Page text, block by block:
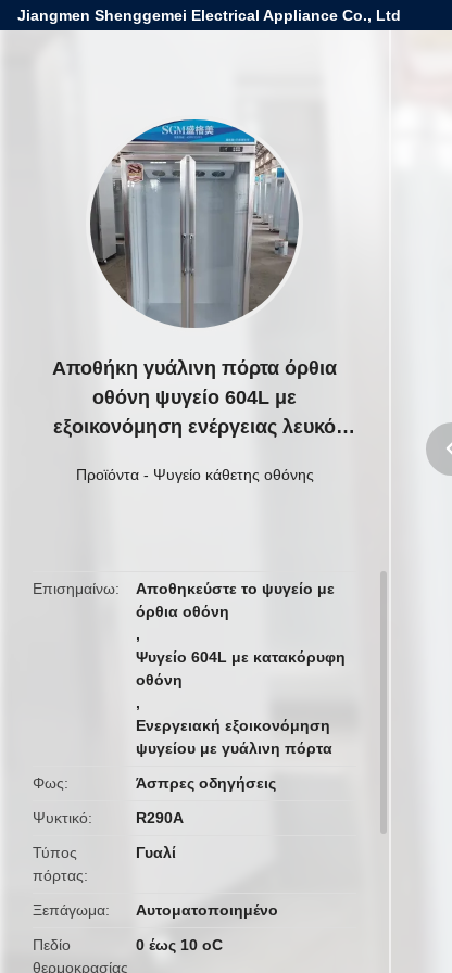
Jiangmen Shenggemei Electrical Appliance Co., Ltd
Αποθήκη γυάλινη πόρτα όρθια
οθόνη ψυγείο 604L με
εξοικονόμηση ενέργειας λευκό
Προϊόντα- Ψυγείο κάθετης οθόνης
Επισημαίνω
Αποθηκεύστε το ψυγείο με
όρθια οθόνη
,
Ψυγείο 604L με κατακόρυφη
οθόνη
,
Ενεργειακή εξοικονόμηση
ψυγείου με γυάλινη πόρτα
Φως
Άσπρες οδηγήσεις
Ψυκτικό
R290A
Τύπος
πόρτας
Γυαλί
Ξεπάγωμα
Αυτοματοποιημένο
Πεδίο
θερμοκρασίας
0 έως 10 oC